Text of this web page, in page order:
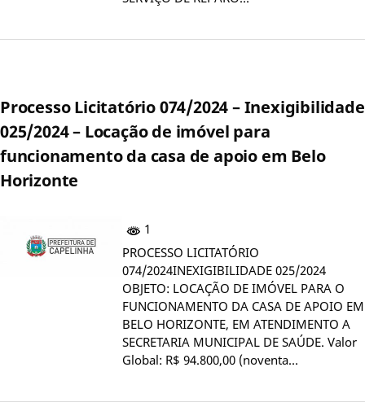
Processo Licitatório 074/2024 – Inexigibilidade
025/2024 – Locação de imóvel para
funcionamento da casa de apoio em Belo
Horizonte
1
PROCESSO LICITATÓRIO
074/2024INEXIGIBILIDADE 025/2024
OBJETO: LOCAÇÃO DE IMÓVEL PARA O
FUNCIONAMENTO DA CASA DE APOIO EM
BELO HORIZONTE, EM ATENDIMENTO A
SECRETARIA MUNICIPAL DE SAÚDE. Valor
Global: R$ 94.800,00 (noventa…